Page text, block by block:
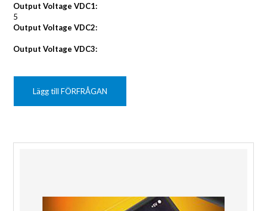
Output Voltage VDC1:
5
Output Voltage VDC2:
Output Voltage VDC3:
Lägg till FÖRFRÅGAN